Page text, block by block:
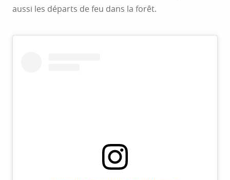
aussi les départs de feu dans la forêt.